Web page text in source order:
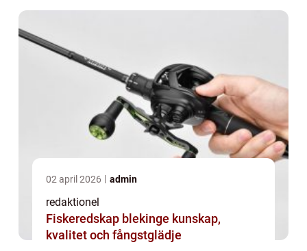
02 april 2026 admin
redaktionel
Fiskeredskap blekinge kunskap,
kvalitet och fångstglädje